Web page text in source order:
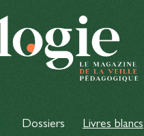
Dossiers Livres blancs